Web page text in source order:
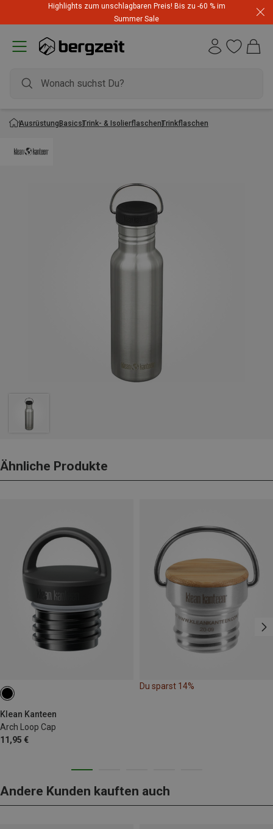
Highlights zum unschlagbaren Preis! Bis zu -60 % im
Summer Sale
AusrüstungBasicsTrink- & IsolierflaschenTrinkflaschen
Ähnliche Produkte
Klean Kanteen
Arch Loop Cap
11,95 €
Du sparst 14%
Andere Kunden kauften auch